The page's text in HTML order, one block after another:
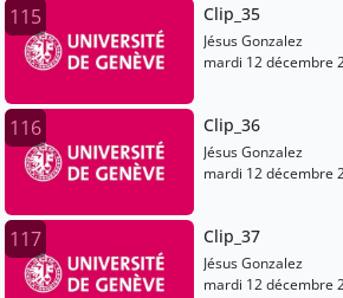
115 Clip_35
Jésus Gonzalez
mardi 12 décembre
116 Clip_36
Jésus Gonzalez
mardi 12 décembre
117 Clip_37
Jésus Gonzalez
mardi 12 décembre